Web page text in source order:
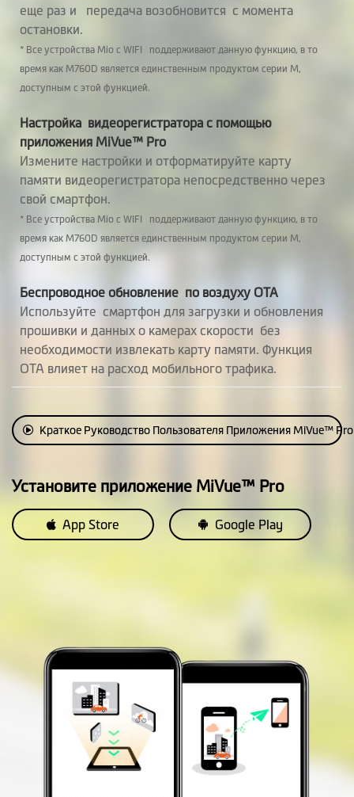
Приложение для
Обновления по
воздуху OTA
еще раз и передача возобновится с момента
остановки.
* Все устройства Mio с WIFI поддерживают данную функцию, в то
время как M760D является единственным продуктом серии M,
доступным с этой функцией.
Настройка видеорегистратора с помощью
приложения MiVue™ Pro
Измените настройки и отформатируйте карту
памяти видеорегистратора непосредственно через
свой смартфон.
* Все устройства Mio с WIFI поддерживают данную функцию, в то
время как M760D является единственным продуктом серии M,
доступным с этой функцией.
Беспроводное обновление по воздуху ОТА
Используйте смартфон для загрузки и обновления
прошивки и данных о камерах скорости без
необходимости извлекать карту памяти. Функция
OTA влияет на расход мобильного трафика.
Краткое Руководство Пользователя Приложения MiVue™ Pro
Установите приложение MiVue™ Pro
App Store Google Play